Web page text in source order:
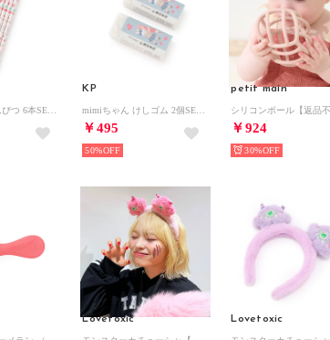
KP
￥495
50%
petit main
￥924
30%
Lovetoxic Lovetoxic